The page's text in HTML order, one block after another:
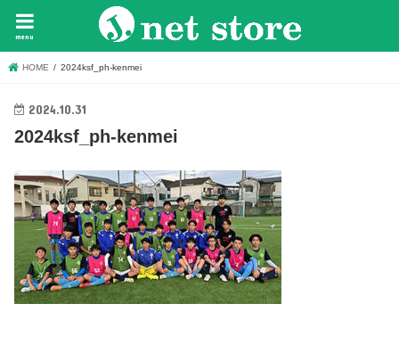
menu
HOME 2024ksf_ph-kenmei
2024.10.31
2024ksf_ph-kenmei